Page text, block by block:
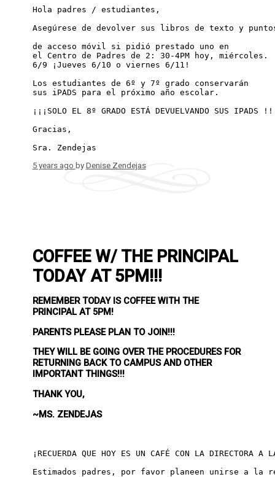
Hola padres / estudiantes,
Asegúrese de devolver sus libros de texto y
de acceso móvil si pidió prestado uno en
el Centro de Padres de 2: 30-4PM hoy, miércoles.
6/9 ¡Jueves 6/10 o viernes 6/11!
Los estudiantes de 6º y 7º grado conservarán
sus iPADS para el próximo año escolar.
¡¡¡SOLO EL 8º GRADO ESTÁ DEVUELVANDO SUS IPADS
Gracias,
Sra. Zendejas
5 years ago by Denise Zendejas
COFFEE W/ THE PRINCIPAL
TODAY AT 5PM!!!
REMEMBER TODAY IS COFFEE WITH THE
PRINCIPAL AT 5PM!
PARENTS PLEASE PLAN TO JOIN!!!
THEY WILL BE GOING OVER THE PROCEDURES FOR
RETURNING BACK TO CAMPUS AND OTHER
IMPORTANT THINGS!!!
THANK YOU,
~MS. ZENDEJAS
¡RECUERDA QUE HOY ES UN CAFÉ CON LA DIRECTORA A
Estimados padres, por favor planeen unirse a la